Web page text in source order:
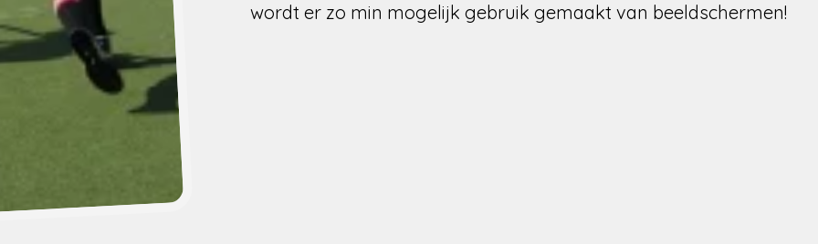
wordt er zo min mogelijk gebruik gemaakt van beeldschermen!